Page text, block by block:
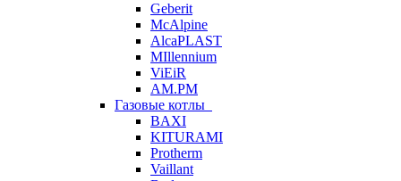
Geberit
McAlpine
AlcaPLAST
MIllennium
ViEiR
AM.PM
Газовые котлы
BAXI
KITURAMI
Protherm
Vaillant